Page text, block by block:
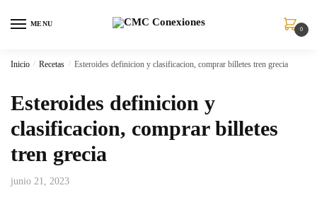
MENU
0
Inicio / Recetas / Esteroides definicion y clasificacion, comprar billetes tren grecia
Esteroides definicion y
clasificacion, comprar billetes
tren grecia
junio 21, 2023